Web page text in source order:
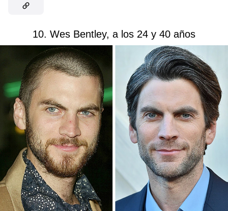
10. Wes Bentley, a los 24 y 40 años